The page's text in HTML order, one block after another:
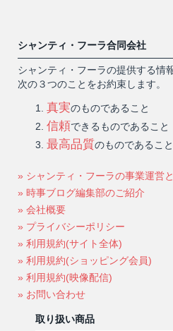
シャンティ・フーラ合同会社
シャンティ・フーラの提供する情
次の３つのことをお約束します。
真実のものであること
信頼できるものであること
最高品質のものであること
» シャンティ・フーラの事業運営
» 時事ブログ編集部のご紹介
» 会社概要
» プライバシーポリシー
» 利用規約(サイト全体)
» 利用規約(ショッピング会員)
» 利用規約(映像配信)
» お問い合わせ
取り扱い商品